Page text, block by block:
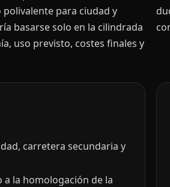
para ciudad y
basarse solo en la cilindrada
uso previsto, costes finales y
carretera secundaria y
a la homologación de la